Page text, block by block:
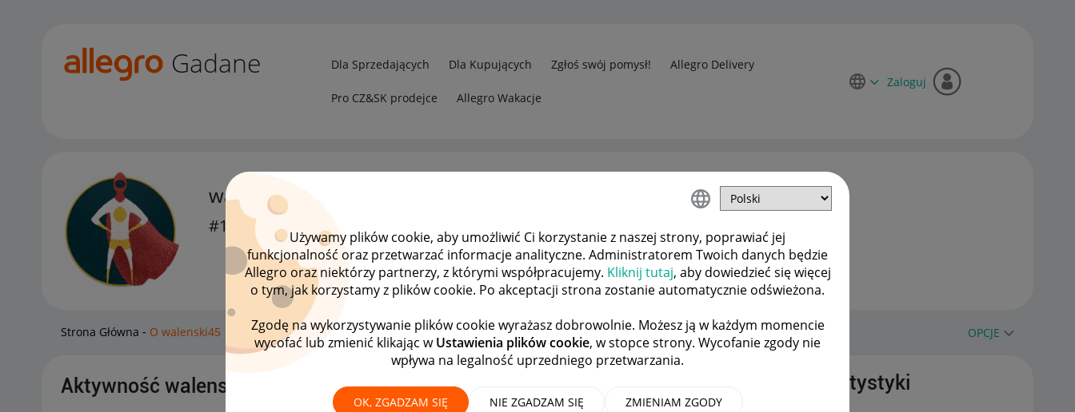
Używamy plików cookie, aby umożliwić Ci korzystanie z naszej strony, poprawiać jej
funkcjonalność oraz przetwarzać informacje analityczne. Administratorem Twoich danych będzie
Allegro oraz niektórzy partnerzy, z którymi współpracujemy. Kliknij tutaj, aby dowiedzieć się więcej
o tym, jak korzystamy z plików cookie. Po akceptacji strona zostanie automatycznie odświeżona.
Zgodę na wykorzystywanie plików cookie wyrażasz dobrowolnie. Możesz ją w każdym momencie
wycofać lub zmienić klikając wUstawienia plików cookie, w stopce strony. Wycofanie zgody nie
wpływa na legalność uprzedniego przetwarzania.
OK, ZGADZAM SIĘ NIE ZGADZAM SIĘ ZMIENIAM ZGODY
Gadane Dla Sprzedających Dla Kupujących Zgłoś swój pomysł! Allegro Delivery
Pro CZ&SK prodejce Allegro Wakacje
Zaloguj
walenski45
#1 Nowicjusz
Strona Główna O walenski45 OPCJE
Aktywność walenski45 Publiczne statystyki